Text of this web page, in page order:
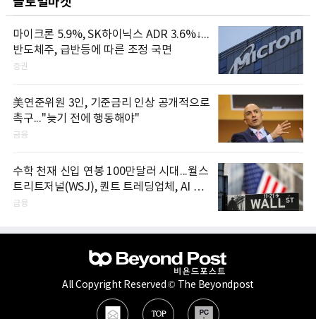
마이크론 5.9%, SK하이닉스 ADR 3.6%↓...
반도체주, 급반등에 따른 조정 국면
증권
美연준위원 3인, 기준금리 인상 공개적으로
촉구..."늦기 전에 행동해야"
금융
수학 천재 신입 연봉 100만달러 시대...월스
트리트저널(WSJ), 퀀트 트레딩업체, AI 기
업들 인재 확보 경쟁
금융
All Copyright Reserved © The Beyondpost